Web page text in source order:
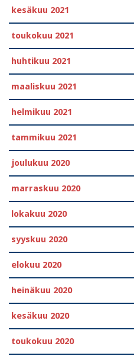
kesäkuu 2021
toukokuu 2021
huhtikuu 2021
maaliskuu 2021
helmikuu 2021
tammikuu 2021
joulukuu 2020
marraskuu 2020
lokakuu 2020
syyskuu 2020
elokuu 2020
heinäkuu 2020
kesäkuu 2020
toukokuu 2020